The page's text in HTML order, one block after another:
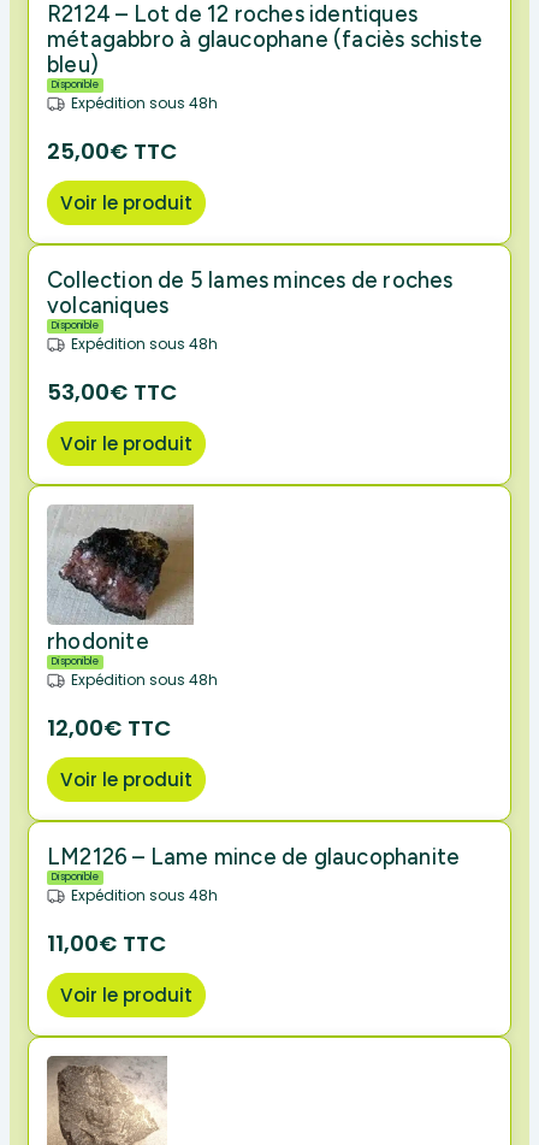
R2124 – Lot de 12 roches identiques
métagabbro à glaucophane (faciès schiste
bleu)
Disponible
Expédition sous 48h
25,00€ TTC
Voir le produit
Collection de 5 lames minces de roches
volcaniques
Disponible
Expédition sous 48h
53,00€ TTC
Voir le produit
rhodonite
Disponible
Expédition sous 48h
12,00€ TTC
Voir le produit
LM2126 – Lame mince de glaucophanite
Disponible
Expédition sous 48h
11,00€ TTC
Voir le produit